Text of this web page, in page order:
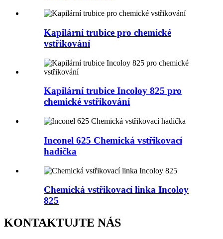
Kapilární trubice pro chemické
vstřikování
Kapilární trubice Incoloy 825 pro
chemické vstřikování
Inconel 625 Chemická vstřikovací
hadička
Chemická vstřikovací linka Incoloy
825
KONTAKTUJTE NÁS